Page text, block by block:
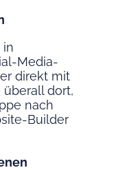
in
Media-
direkt mit
dort,
nach
Builder